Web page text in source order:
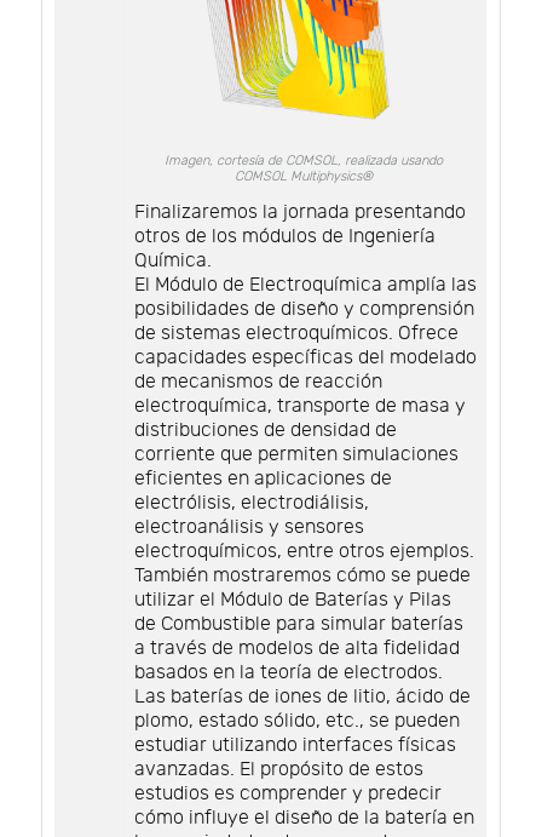
Imagen, cortesía de COMSOL, realizada usando
COMSOL Multiphysics®
Finalizaremos la jornada presentando
otros de los módulos de Ingeniería
Química.
El Módulo de Electroquímica amplía las
posibilidades de diseño y comprensión
de sistemas electroquímicos. Ofrece
capacidades específicas del modelado
de mecanismos de reacción
electroquímica, transporte de masa y
distribuciones de densidad de
corriente que permiten simulaciones
eficientes en aplicaciones de
electrólisis, electrodiálisis,
electroanálisis y sensores
electroquímicos, entre otros ejemplos.
También mostraremos cómo se puede
utilizar el Módulo de Baterías y Pilas
de Combustible para simular baterías
a través de modelos de alta fidelidad
basados en la teoría de electrodos.
Las baterías de iones de litio, ácido de
plomo, estado sólido, etc., se pueden
estudiar utilizando interfaces físicas
avanzadas. El propósito de estos
estudios es comprender y predecir
cómo influye el diseño de la batería en